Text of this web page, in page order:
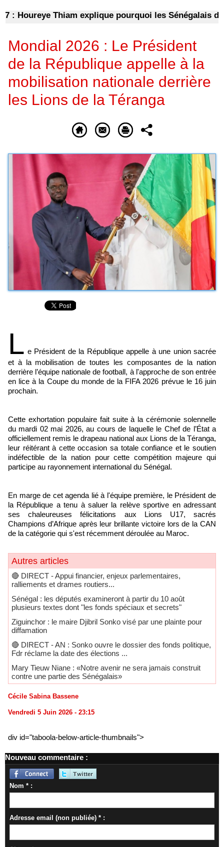
Thiam explique pourquoi les Sénégalais
Mondial 2026 : Le Président
de la République appelle à la
mobilisation nationale derrière
les Lions de la Téranga
L e Président de la République appelle à une union sacrée
et à la mobilisation de toutes les composantes de la nation
derrière l’équipe nationale de football, à l'approche de son entrée
en lice à la Coupe du monde de la FIFA 2026 prévue le 16 juin
prochain.
Cette exhortation populaire fait suite à la cérémonie solennelle
du mardi 02 mai 2026, au cours de laquelle le Chef de l’État a
officiellement remis le drapeau national aux Lions de la Téranga,
leur réitérant à cette occasion sa totale confiance et le soutien
indéfectible de la nation pour cette compétition majeure qui
participe au rayonnement international du Sénégal.
En marge de cet agenda lié à l'équipe première, le Président de
la République a tenu à saluer la relève sportive en adressant
ses chaleureuses félicitations aux Lions U17, sacrés
Champions d’Afrique après leur brillante victoire lors de la CAN
de la catégorie qui s'est récemment déroulée au Maroc.
Autres articles
🔴​ DIRECT - Appui financier, enjeux parlementaires,
ralliements et drames routiers...
Sénégal : les députés examineront à partir du 10 août
plusieurs textes dont "les fonds spéciaux et secrets"
Ziguinchor : le maire Djibril Sonko visé par une plainte pour
diffamation
🔴​ DIRECT - AN : Sonko ouvre le dossier des fonds politique,
Fdr réclame la date des élections ...
Mary Tieuw Niane : «Notre avenir ne sera jamais construit
contre une partie des Sénégalais»
Cécile Sabina Bassene
Vendredi 5 Juin 2026 - 23:15
div id="taboola-below-article-thumbnails">
Nouveau commentaire :
Nom * :
Adresse email (non publiée) * :